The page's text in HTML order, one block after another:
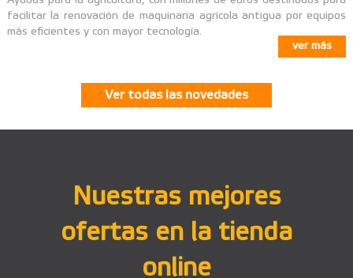
facilitar la renovación de maquinaria agrícola antigua por equipos
más eficientes y con mayor tecnología.
ver más
Ver todas las novedades
Nuestras mejores
ofertas en la tienda
online